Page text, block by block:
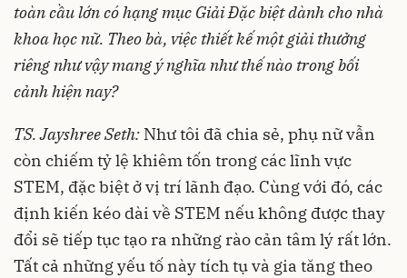
toàn cầu lớn có hạng mục Giải Đặc biệt dành cho nhà
khoa học nữ. Theo bà, việc thiết kế một giải thưởng
riêng như vậy mang ý nghĩa như thế nào trong bối
cảnh hiện nay?
TS. Jayshree Seth: Như tôi đã chia sẻ, phụ nữ vẫn
còn chiếm tỷ lệ khiêm tốn trong các lĩnh vực
STEM, đặc biệt ở vị trí lãnh đạo. Cùng với đó, các
định kiến kéo dài về STEM nếu không được thay
đổi sẽ tiếp tục tạo ra những rào cản tâm lý rất lớn.
Tất cả những yếu tố này tích tụ và gia tăng theo